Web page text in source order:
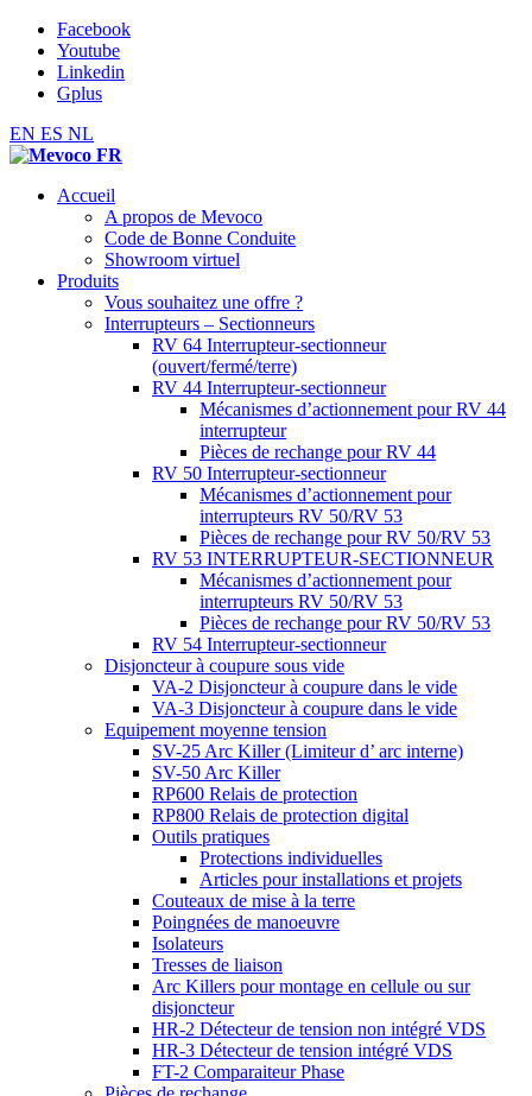
Facebook
Youtube
Linkedin
Gplus
EN ES NL
Accueil
A propos de Mevoco
Code de Bonne Conduite
Showroom virtuel
Produits
Vous souhaitez une offre ?
Interrupteurs – Sectionneurs
RV 64 Interrupteur-sectionneur
(ouvert/fermé/terre)
RV 44 Interrupteur-sectionneur
Mécanismes d’actionnement pour RV 44
interrupteur
Pièces de rechange pour RV 44
RV 50 Interrupteur-sectionneur
Mécanismes d’actionnement pour
interrupteurs RV 50/RV 53
Pièces de rechange pour RV 50/RV 53
RV 53 INTERRUPTEUR-SECTIONNEUR
Mécanismes d’actionnement pour
interrupteurs RV 50/RV 53
Pièces de rechange pour RV 50/RV 53
RV 54 Interrupteur-sectionneur
Disjoncteur à coupure sous vide
VA-2 Disjoncteur à coupure dans le vide
VA-3 Disjoncteur à coupure dans le vide
Equipement moyenne tension
SV-25 Arc Killer (Limiteur d’ arc interne)
SV-50 Arc Killer
RP600 Relais de protection
RP800 Relais de protection digital
Outils pratiques
Protections individuelles
Articles pour installations et projets
Couteaux de mise à la terre
Poingnées de manoeuvre
Isolateurs
Tresses de liaison
Arc Killers pour montage en cellule ou sur
disjoncteur
HR-2 Détecteur de tension non intégré VDS
HR-3 Détecteur de tension intégré VDS
FT-2 Comparaiteur Phase